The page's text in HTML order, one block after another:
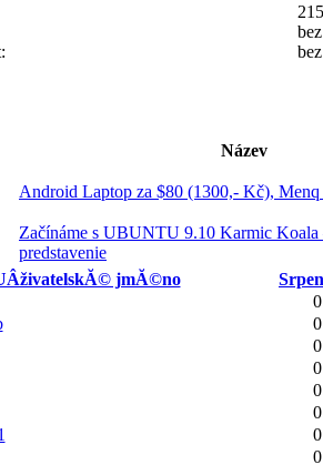
Název
Android Laptop za $80 (1300,- Kč), Menq
Začínáme s UBUNTU 9.10 Karmic Koala
predstavenie
jmĂ©no
Srpen